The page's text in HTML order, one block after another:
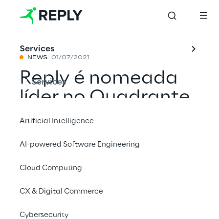
Services
Services
Artificial Intelligence
AI-powered Software Engineering
Cloud Computing
CX & Digital Commerce
Cybersecurity
NEWS 01/07/2021
Reply é nomeada
líder no Quadrante
Mágico do Gartner
de maio de 2021
Implantação de
CRM e de
experiência do